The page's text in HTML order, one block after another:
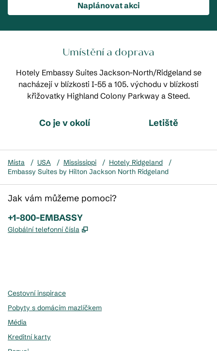
Naplánovat akci
Umístění a doprava
Hotely Embassy Suites Jackson-North/Ridgeland se
nacházejí v blízkosti I-55 a 105. východu v blízkosti
křižovatky Highland Colony Parkway a Steed.
Co je v okolí Letiště
Místa / USA / Mississippi / Hotely Ridgeland
/
Embassy Suites by Hilton Jackson North Ridgeland
Jak vám můžeme pomoci?
Telefon:
+1-800-EMBASSY
Globální telefonní čísla ,
Cestovní inspirace
Pobyty s domácím mazlíčkem
Média
Kreditní karty